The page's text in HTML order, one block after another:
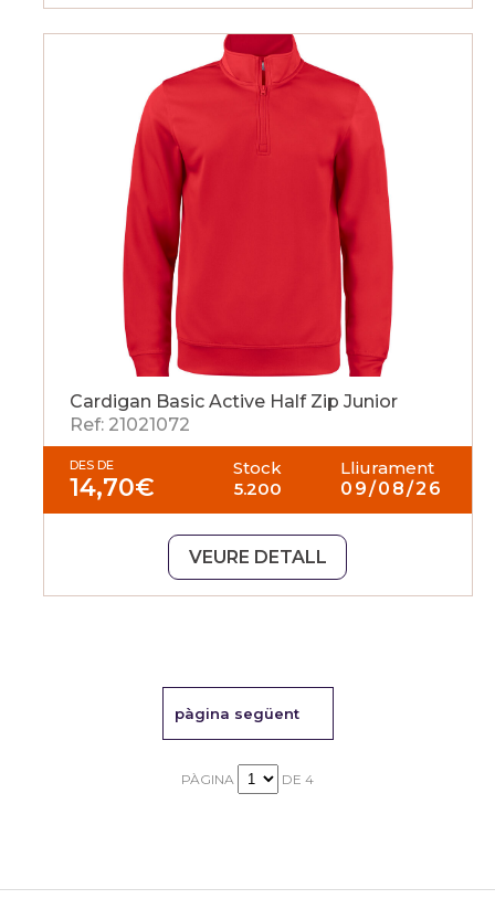
Cardigan Basic Active Half Zip Junior
Ref: 21021072
DES DE
14,70€
Stock
5.200
Lliurament
09/08/26
VEURE DETALL
pàgina següent
PÀGINA DE 4